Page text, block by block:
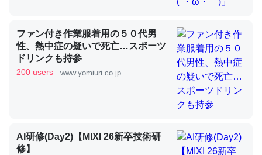
ウチもEchoを実家に置いて４年。でたまに覗いてる。ぼ
ちぼちRingも置こうかと画策中。あと、Googleマップで
位置情報を共有してる。電池残量や充電中かが分かるので
コミュニケーションが劇的に変化した｜tayorini by LIFULL介護
ファン付き作業服着用の５０代男
性、熱中症の疑いで死亡…スポーツ
ドリンクも持参
200 users www.yomiuri.co.jp
AI研修(Day2)【MIXI 26新卒技術研
修】